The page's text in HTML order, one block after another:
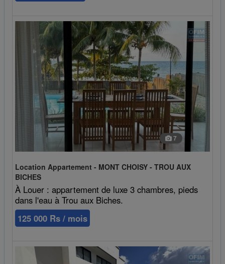
7
Location Appartement - MONT CHOISY - TROU AUX
BICHES
À Louer : appartement de luxe 3 chambres, pieds
dans l'eau à Trou aux Biches.
125 000 Rs / mois